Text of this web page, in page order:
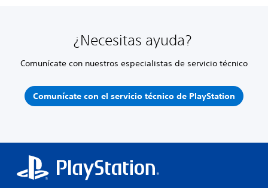
¿Necesitas ayuda?
Comunícate con nuestros especialistas de servicio técnico
Comunícate con el servicio técnico de PlayStation